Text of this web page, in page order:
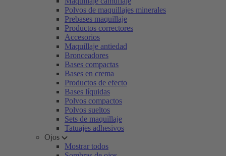
Polvos de maquillajes minerales
Prebases maquillaje
Productos correctores
Accesorios
Maquillaje antiedad
Bronceadores
Bases compactas
Bases en crema
Productos de efecto
Bases líquidas
Polvos compactos
Polvos sueltos
Sets de maquillaje
Tatuajes adhesivos
Ojos
Mostrar todos